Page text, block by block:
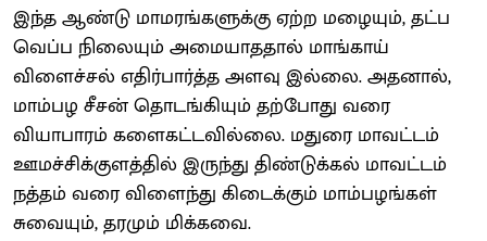
இந்த ஆண்டு மாமரங்களுக்கு ஏற்ற மழையும், தட்ப
வெப்ப நிலையும் அமையாததால் மாங்காய்
விளைச்சல் எதிர்பார்த்த அளவு இல்லை. அதனால்,
மாம்பழ சீசன் தொடங்கியும் தற்போது வரை
வியாபாரம் களைகட்டவில்லை. மதுரை மாவட்டம்
ஊமச்சிக்குளத்தில் இருந்து திண்டுக்கல் மாவட்டம்
நத்தம் வரை விளைந்து கிடைக்கும் மாம்பழங்கள்
சுவையும், தரமும் மிக்கவை.